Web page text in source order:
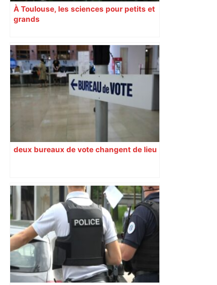
À Toulouse, les sciences pour petits et
grands
deux bureaux de vote changent de lieu